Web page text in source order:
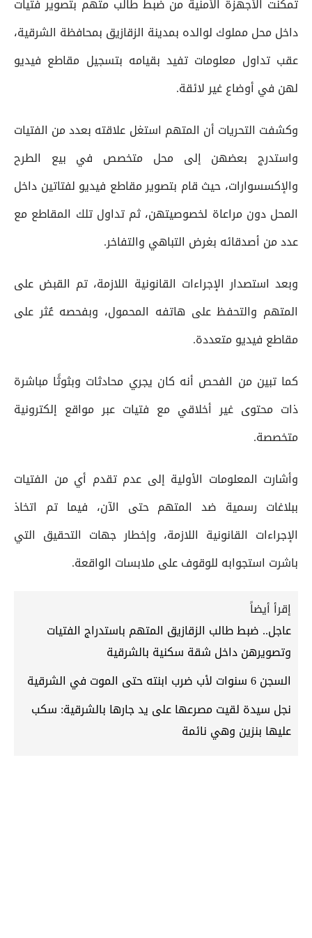
تمكنت الأجهزة الأمنية من ضبط طالب متهم بتصوير فتيات
داخل محل مملوك لوالده بمدينة الزقازيق بمحافظة الشرقية،
عقب تداول معلومات تفيد بقيامه بتسجيل مقاطع فيديو
لهن في أوضاع غير لائقة.
وكشفت التحريات أن المتهم استغل علاقته بعدد من الفتيات
واستدرج بعضهن إلى محل متخصص في بيع الطرح
والإكسسوارات، حيث قام بتصوير مقاطع فيديو لفتاتين داخل
المحل دون مراعاة لخصوصيتهن، ثم تداول تلك المقاطع مع
عدد من أصدقائه بغرض التباهي والتفاخر.
وبعد استصدار الإجراءات القانونية اللازمة، تم القبض على
المتهم والتحفظ على هاتفه المحمول، وبفحصه عُثر على
مقاطع فيديو متعددة.
كما تبين من الفحص أنه كان يجري محادثات وبثوثًا مباشرة
ذات محتوى غير أخلاقي مع فتيات عبر مواقع إلكترونية
متخصصة.
وأشارت المعلومات الأولية إلى عدم تقدم أي من الفتيات
ببلاغات رسمية ضد المتهم حتى الآن، فيما تم اتخاذ
الإجراءات القانونية اللازمة، وإخطار جهات التحقيق التي
باشرت استجوابه للوقوف على ملابسات الواقعة.
إقرأ أيضاً
عاجل.. ضبط طالب الزقازيق المتهم باستدراج الفتيات
وتصويرهن داخل شقة سكنية بالشرقية
السجن 6 سنوات لأب ضرب ابنته حتى الموت في الشرقية
نجل سيدة لقيت مصرعها على يد جارها بالشرقية: سكب
عليها بنزين وهي نائمة